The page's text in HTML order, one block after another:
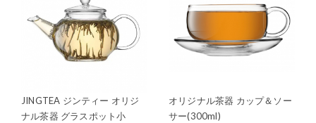
JINGTEA ジンティー オリジ
ナル茶器 グラスポット小
オリジナル茶器 カップ＆ソー
サー(300ml)